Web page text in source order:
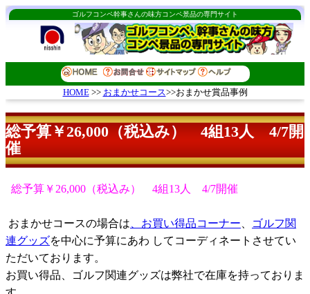
ゴルフコンペ幹事さんの味方コンペ景品の専門サイト
HOME>> おまかせコース>>おまかせ賞品事例
総予算￥26,000（税込み） 4組13人 4/7開
催
総予算￥26,000（税込み） 4組13人 4/7開催
おまかせコースの場合は 、お買い得品コーナー
ゴルフ関
連グッズを中心に予算にあわ してコーディネートさせてい
ただいております。
お買い得品、ゴルフ関連グッズは弊社で在庫を持っておりま